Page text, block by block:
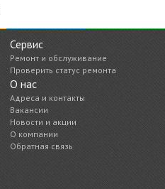
Сервис
Ремонт и обслуживание
Проверить статус ремонта
О нас
Адреса и контакты
Вакансии
Новости и акции
О компании
Обратная связь